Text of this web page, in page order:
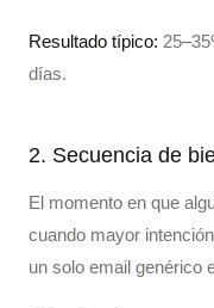
Resultado típico:
días.
2. Secuencia de
El momento en que
cuando mayor
un solo email genérico